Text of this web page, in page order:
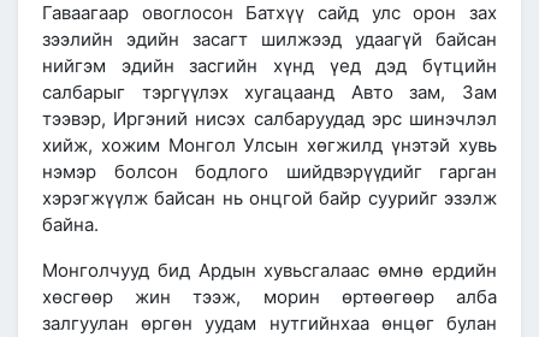
Гаваагаар овоглосон Батхүү сайд улс орон зах
зээлийн эдийн засагт шилжээд удаагүй байсан
нийгэм эдийн засгийн хүнд үед дэд бүтцийн
салбарыг тэргүүлэх хугацаанд Авто зам, Зам
тээвэр, Иргэний нисэх салбаруудад эрс шинэчлэл
хийж, хожим Монгол Улсын хөгжилд үнэтэй хувь
нэмэр болсон бодлого шийдвэрүүдийг гарган
хэрэгжүүлж байсан нь онцгой байр суурийг эзэлж
байна.
Монголчууд бид Ардын хувьсгалаас өмнө ердийн
хөсгөөр жин тээж, морин өртөөгөөр алба
залгуулан өргөн уудам нутгийнхаа өнцөг булан